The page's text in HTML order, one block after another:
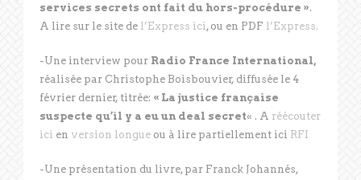
services secrets ont fait du hors-procédure ».
A lire sur le site de l’Express ici , ou en PDF l’Express.
-Une interview pour Radio France International,
réalisée par Christophe Boisbouvier, diffusée le 4
février dernier, titrée: « La justice française
suspecte qu’il y a eu un deal secret« . A réécouter
ici en version longue ou à lire partiellement ici RFI
-Une présentation du livre, par Franck Johannés,